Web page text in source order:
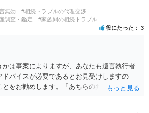
無効
#相続トラブルの代理交渉
調査・鑑定 #家族間の相続トラブル
役にたった 3
は事案によりますが、あなたも遺言執行者
バイスが必要であるとお見受けしますの
をお勧めします。「あちらの弁護士」（元
います。